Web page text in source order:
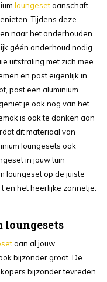
loungesetaanschaft,
Tijdens deze
naar het onderhouden
géén onderhoud nodig.
uitstraling met zich mee
en past eigenlijk in
past een aluminium
je ook nog van het
is ook te danken aan
dit materiaal van
loungesets ook
in jouw tuin
loungeset op de juiste
en het heerlijke zonnetje.
loungesets
aan al jouw
bijzonder groot. De
bijzonder tevreden